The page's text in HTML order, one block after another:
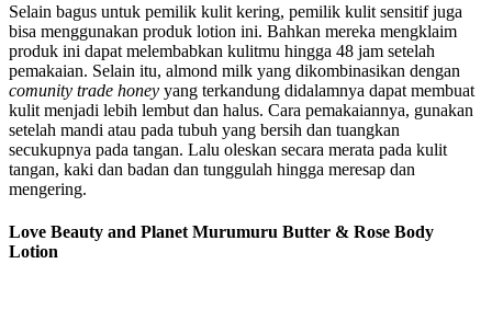
Selain bagus untuk pemilik kulit kering, pemilik kulit sensitif juga
bisa menggunakan produk lotion ini. Bahkan mereka mengklaim
produk ini dapat melembabkan kulitmu hingga 48 jam setelah
pemakaian. Selain itu, almond milk yang dikombinasikan dengan
comunity trade honey yang terkandung didalamnya dapat membuat
kulit menjadi lebih lembut dan halus. Cara pemakaiannya, gunakan
setelah mandi atau pada tubuh yang bersih dan tuangkan
secukupnya pada tangan. Lalu oleskan secara merata pada kulit
tangan, kaki dan badan dan tunggulah hingga meresap dan
mengering.
Love Beauty and Planet Murumuru Butter & Rose Body
Lotion